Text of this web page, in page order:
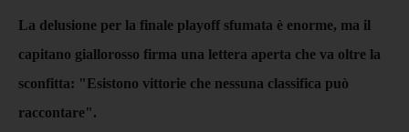
La delusione per la finale playoff sfumata è enorme, ma il
capitano giallorosso firma una lettera aperta che va oltre la
sconfitta: "Esistono vittorie che nessuna classifica può
raccontare".